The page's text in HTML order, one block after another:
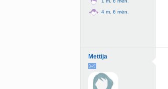
4 m. 6 mėn.
Mettija